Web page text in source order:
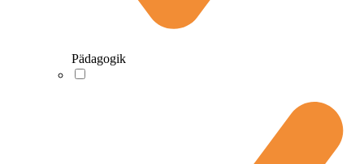
Pädagogik